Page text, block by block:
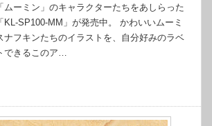
ムーミン」のキャラクターたちをあしらった
KL-SP100-MM」が発売中。 かわいいムーミ
ナフキンたちのイラストを、自分好みのラベ
できるこのア…